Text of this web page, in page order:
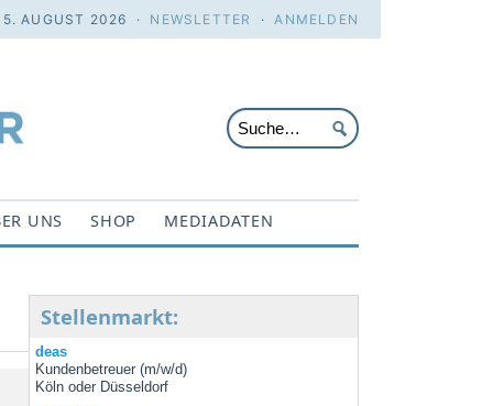
5. AUGUST 2026 · NEWSLETTER ·ANMELDEN
UNS SHOP MEDIADATEN
Stellenmarkt:
deas
Kundenbetreuer (m/w/d)
Köln oder Düsseldorf